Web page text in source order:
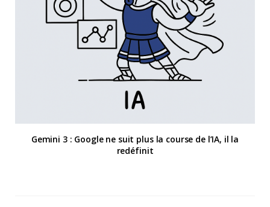
Gemini 3 : Google ne suit plus la course de l’IA, il la
redéfinit